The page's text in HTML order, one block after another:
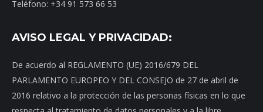
Teléfono: +34 91 573 66 53
AVISO LEGAL Y PRIVACIDAD:
De acuerdo al REGLAMENTO (UE) 2016/679 DEL
PARLAMENTO EUROPEO Y DEL CONSEJO de 27 de abril de
2016 relativo a la protección de las personas físicas en lo que